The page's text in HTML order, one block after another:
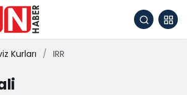
Kurları IRR